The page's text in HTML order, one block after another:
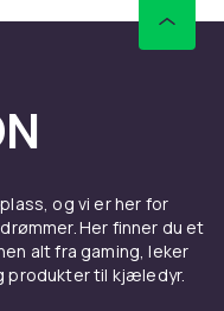
og vi er her for
Her finner du et
alt fra gaming, leker
produkter til kjæledyr.